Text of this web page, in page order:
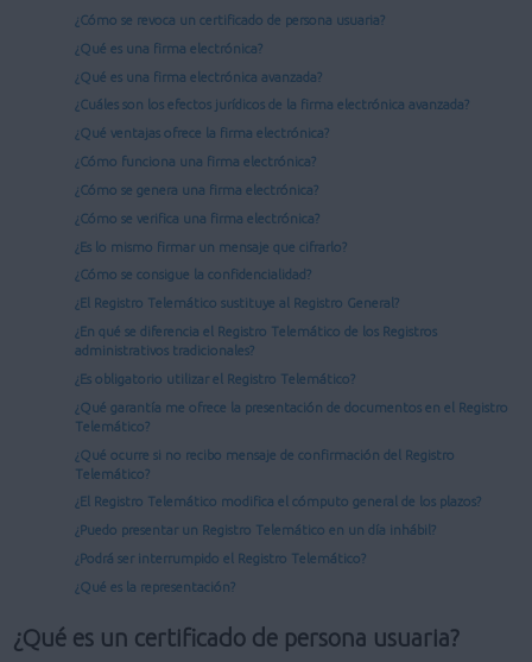
¿Cómo se revoca un certificado de persona usuaria?
¿Qué es una firma electrónica?
¿Qué es una firma electrónica avanzada?
¿Cuáles son los efectos jurídicos de la firma electrónica avanzada?
¿Qué ventajas ofrece la firma electrónica?
¿Cómo funciona una firma electrónica?
¿Cómo se genera una firma electrónica?
¿Cómo se verifica una firma electrónica?
¿Es lo mismo firmar un mensaje que cifrarlo?
¿Cómo se consigue la confidencialidad?
¿El Registro Telemático sustituye al Registro General?
¿En qué se diferencia el Registro Telemático de los Registros
administrativos tradicionales?
¿Es obligatorio utilizar el Registro Telemático?
¿Qué garantía me ofrece la presentación de documentos en el Registro
Telemático?
¿Qué ocurre si no recibo mensaje de confirmación del Registro
Telemático?
¿El Registro Telemático modifica el cómputo general de los plazos?
¿Puedo presentar un Registro Telemático en un día inhábil?
¿Podrá ser interrumpido el Registro Telemático?
¿Qué es la representación?
¿Qué es un certificado de persona usuaria?